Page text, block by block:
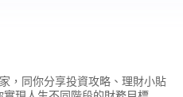
，同你分享投資攻略、理財小貼